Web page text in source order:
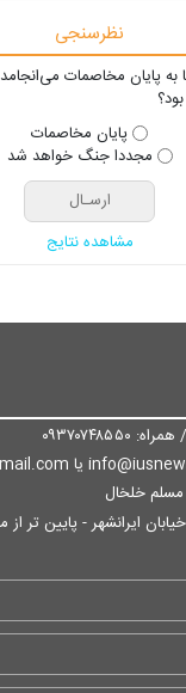
نظرسنجی
به پایان مخاصمات
پایان مخاصمات
مجددا جنگ خواهد شد
مشاهده نتایج
مسلم خلخال